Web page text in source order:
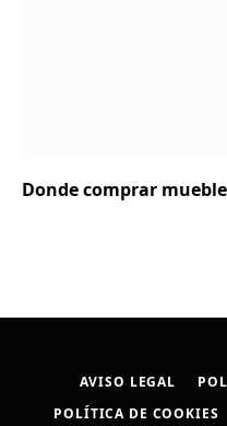
Donde comprar
AVISO LEGAL
POLÍTICA DE COOKIES